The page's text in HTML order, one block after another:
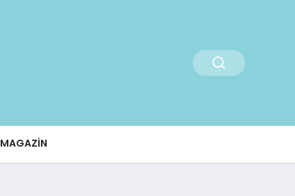
MAGAZIN